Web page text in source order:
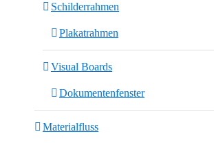
Schilderrahmen
Plakatrahmen
Visual Boards
Dokumentenfenster
Materialfluss